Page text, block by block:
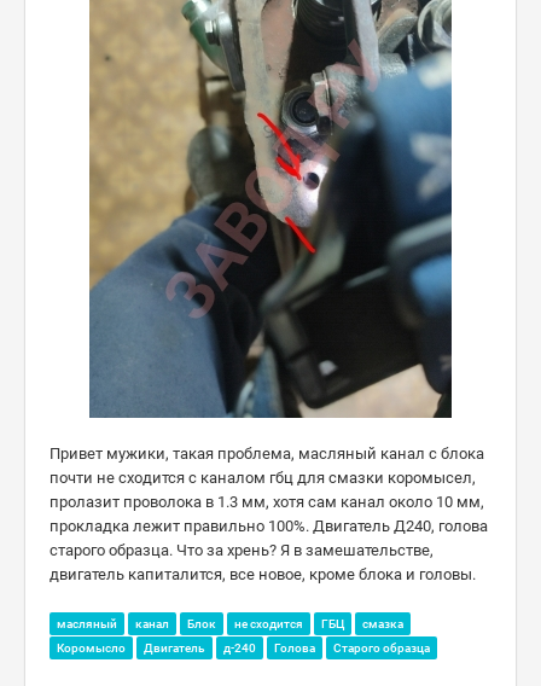
Привет мужики, такая проблема, масляный канал с блока
почти не сходится с каналом гбц для смазки коромысел,
пролазит проволока в 1.3 мм, хотя сам канал около 10 мм,
прокладка лежит правильно 100%. Двигатель Д240, голова
старого образца. Что за хрень? Я в замешательстве,
двигатель капиталится, все новое, кроме блока и головы.
масляный канал Блок не сходится ГБЦ
смазка
Коромысло
Двигатель д-240 Голова Старого образца